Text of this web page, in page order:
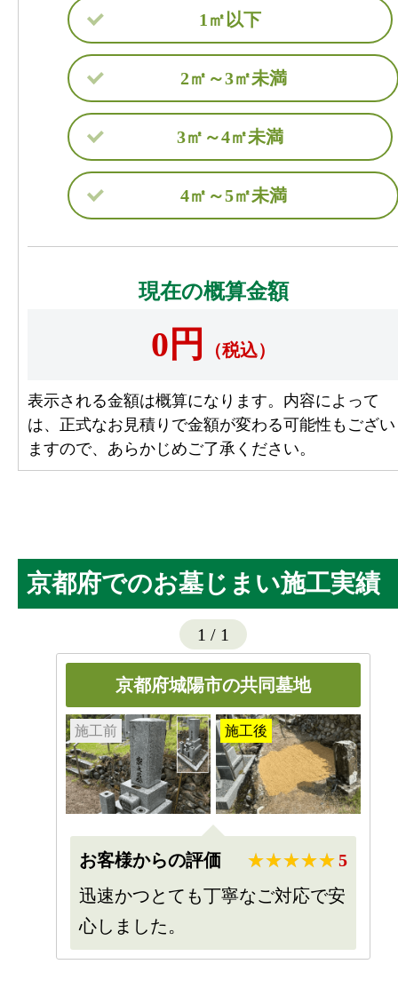
1㎡以下
2㎡～3㎡未満
3㎡～4㎡未満
4㎡～5㎡未満
現在の概算金額
0円 （税込）
表示される金額は概算になります。内容によって
は、正式なお見積りで金額が変わる可能性もござい
ますので、あらかじめご了承ください。
京都府でのお墓じまい施工実績
京都府城陽市の共同墓地
施工前 施工後
お客様からの評価
5
迅速かつとても丁寧なご対応で安
心しました。
1 / 1